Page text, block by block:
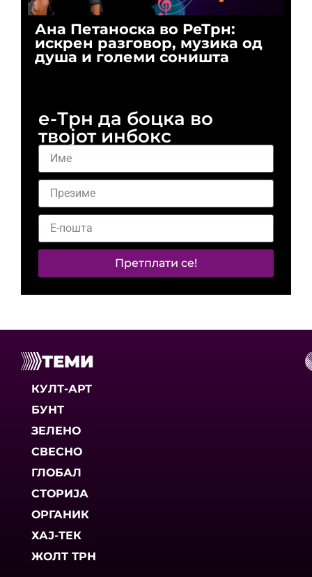
Ана Петаноска во РеТрн:
искрен разговор, музика од
душа и големи соништа
е-Трн да боцка во
твојот инбокс
Претплати се!
ТЕМИ
КУЛТ-АРТ
БУНТ
ЗЕЛЕНО
СВЕСНО
ГЛОБАЛ
СТОРИЈА
ОРГАНИК
ХАЈ-ТЕК
ЖОЛТ ТРН